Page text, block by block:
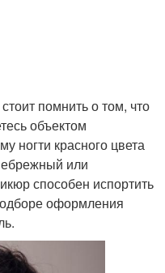
Френч к платью
аксессуарами
помнить о том, что
объектом
ногти красного цвета
или
способен испортить
оформления